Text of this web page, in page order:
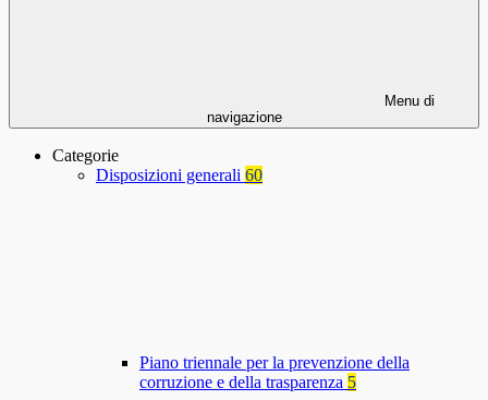
Menu di
navigazione
Categorie
Disposizioni generali 60
Piano triennale per la prevenzione della
corruzione e della trasparenza 5